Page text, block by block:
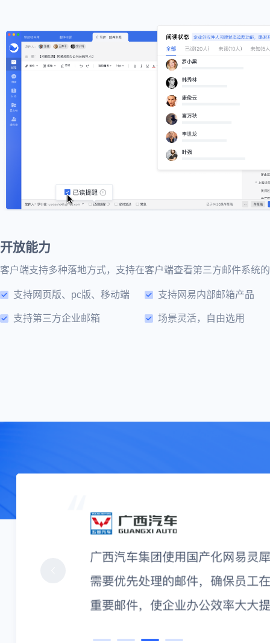
开放能力
客户端支持多种落地方式，支持在客户端查看第三方邮件系统
支持网页版、pc版、移动端 支持网易内部邮箱产品
支持第三方企业邮箱 场景灵活，自由选用